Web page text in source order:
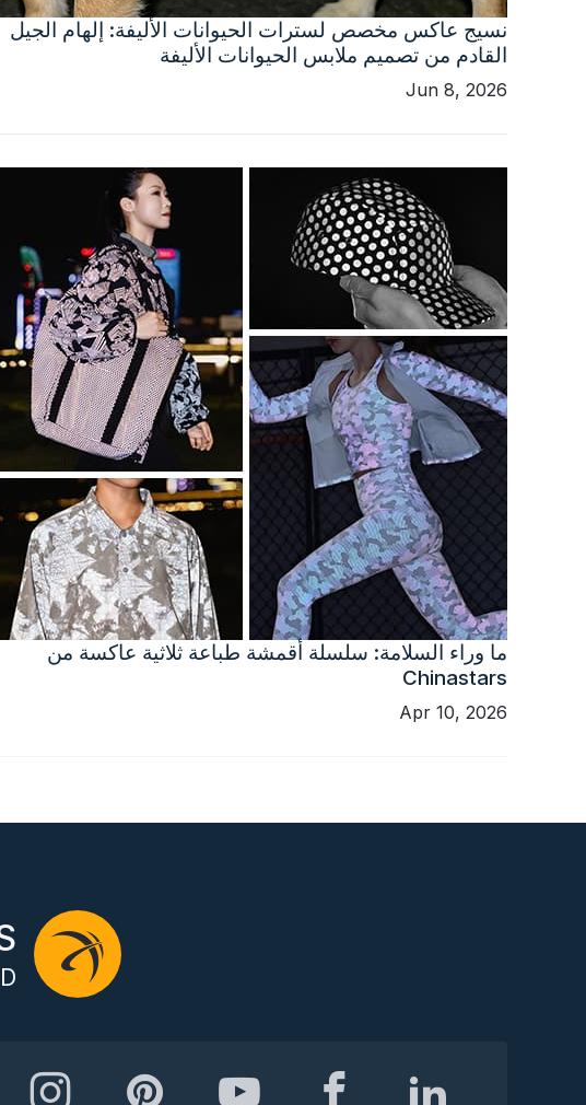
نسيج عاكس مخصص لسترات الحيوانات الأليفة: إلهام الجيل
القادم من تصميم ملابس الحيوانات الأليفة
Jun 8, 2026
ما وراء السلامة: سلسلة أقمشة طباعة ثلاثية عاكسة من
Chinastars
Apr 10, 2026